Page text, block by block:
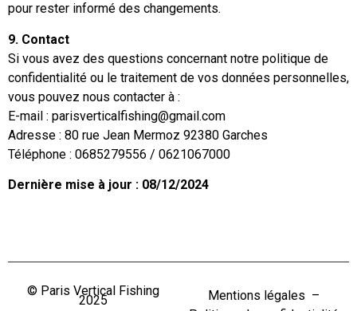
pour rester informé des changements.
9. Contact
Si vous avez des questions concernant notre politique de
confidentialité ou le traitement de vos données personnelles,
vous pouvez nous contacter à :
E-mail : parisverticalfishing@gmail.com
Adresse : 80 rue Jean Mermoz 92380 Garches
Téléphone : 0685279556 / 0621067000
Dernière mise à jour : 08/12/2024
© Paris Vertical Fishing
2025 Mentions légales –